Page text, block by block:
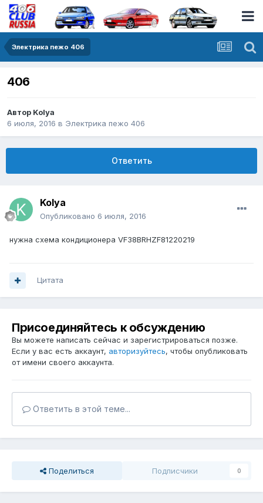
Электрика пежо 406
406
Автор Kolya
6 июля, 2016 в Электрика пежо 406
Ответить
Kolya
Опубликовано 6 июля, 2016
нужна схема кондиционера VF38BRHZF81220219
Цитата
Присоединяйтесь к обсуждению
Вы можете написать сейчас и зарегистрироваться позже.
Если у вас есть аккаунт, авторизуйтесь, чтобы опубликовать
от имени своего аккаунта.
Ответить в этой теме...
Поделиться Подписчики 0